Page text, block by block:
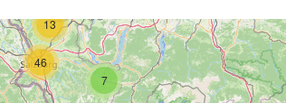
13
7
46